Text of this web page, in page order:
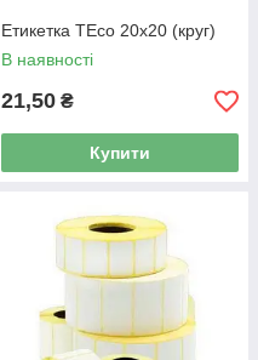
Етикетка TEco 20x20 (круг)
В наявності
21,50 ₴
Купити